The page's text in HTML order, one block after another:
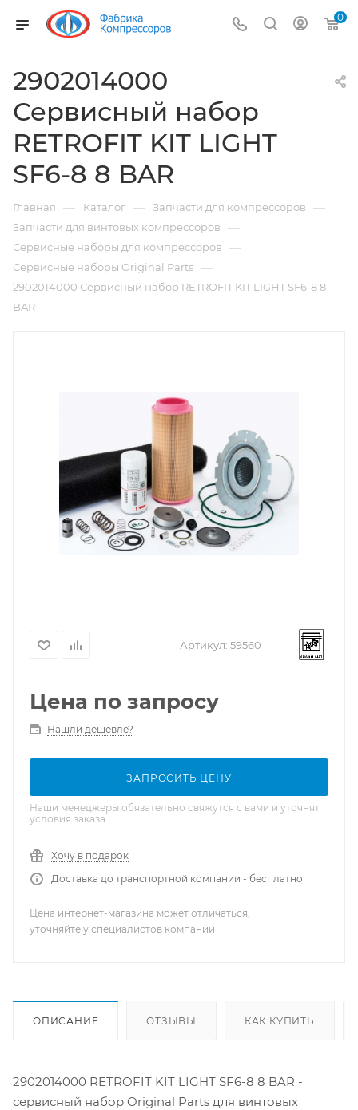
0
2902014000
Сервисный набор
RETROFIT KIT LIGHT
SF6-8 8 BAR
Главная — Каталог — Запчасти для компрессоров —
Запчасти для винтовых компрессоров —
Сервисные наборы для компрессоров —
Сервисные наборы Original Parts —
2902014000 Сервисный набор RETROFIT KIT LIGHT SF6-8 8
BAR
Артикул: 59560
Цена по запросу
Нашли дешевле?
ЗАПРОСИТЬ ЦЕНУ
Наши менеджеры обязательно свяжутся с вами и уточнят
условия заказа
Хочу в подарок
Доставка до транспортной компании - бесплатно
Цена интернет-магазина может отличаться,
уточняйте у специалистов компании
ОПИСАНИЕ ОТЗЫВЫ КАК КУПИТЬ
2902014000 RETROFIT KIT LIGHT SF6-8 8 BAR -
сервисный набор Original Parts для винтовых